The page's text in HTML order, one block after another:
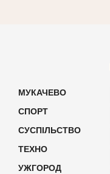
МУКАЧЕВО
СПОРТ
СУСПІЛЬСТВО
ТЕХНО
УЖГОРОД